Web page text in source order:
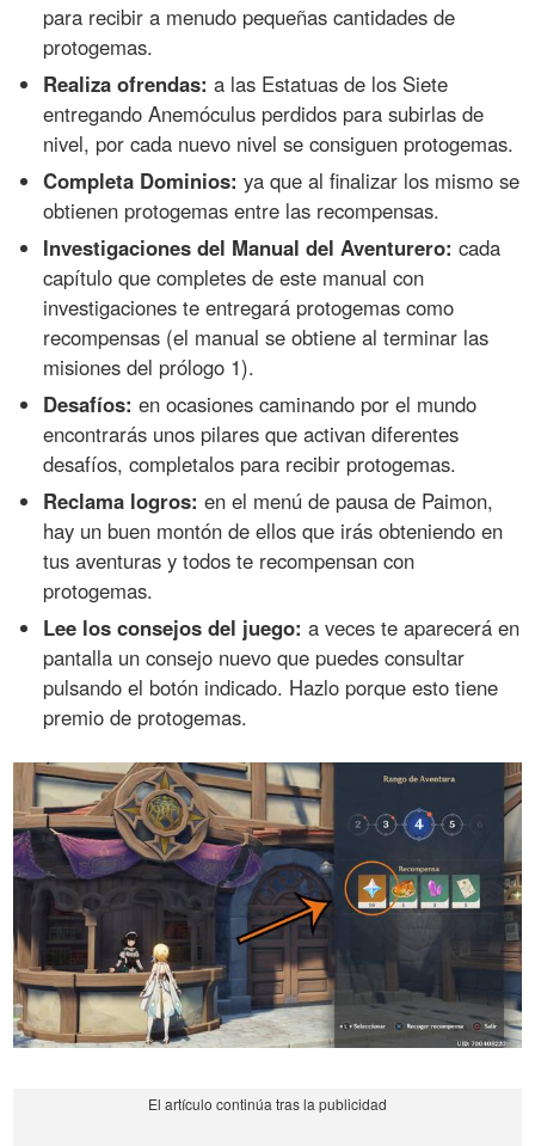
para recibir a menudo pequeñas cantidades de
protogemas.
Realiza ofrendas: a las Estatuas de los Siete
entregando Anemóculus perdidos para subirlas de
nivel, por cada nuevo nivel se consiguen protogemas.
Completa Dominios: ya que al finalizar los mismo se
obtienen protogemas entre las recompensas.
Investigaciones del Manual del Aventurero: cada
capítulo que completes de este manual con
investigaciones te entregará protogemas como
recompensas (el manual se obtiene al terminar las
misiones del prólogo 1).
Desafíos: en ocasiones caminando por el mundo
encontrarás unos pilares que activan diferentes
desafíos, completalos para recibir protogemas.
Reclama logros: en el menú de pausa de Paimon,
hay un buen montón de ellos que irás obteniendo en
tus aventuras y todos te recompensan con
protogemas.
Lee los consejos del juego: a veces te aparecerá en
pantalla un consejo nuevo que puedes consultar
pulsando el botón indicado. Hazlo porque esto tiene
premio de protogemas.